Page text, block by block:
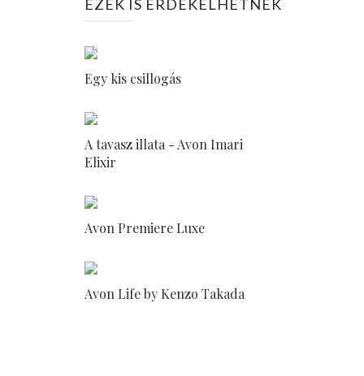
EZEK IS ÉRDEKELHETNEK
Egy kis csillogás
A tavasz illata - Avon Imari
Elixir
Avon Premiere Luxe
Avon Life by Kenzo Takada